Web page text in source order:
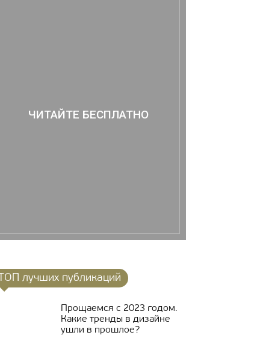
ЧИТАЙТЕ БЕСПЛАТНО
ТОП лучших публикаций
Прощаемся с 2023 годом.
Какие тренды в дизайне
ушли в прошлое?